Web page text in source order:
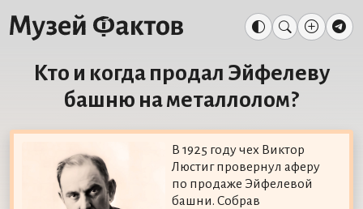
Кто и когда продал Эйфелеву
башню на металлолом?
В 1925 году чех Виктор
Люстиг провернул аферу
по продаже Эйфелевой
башни. Собрав